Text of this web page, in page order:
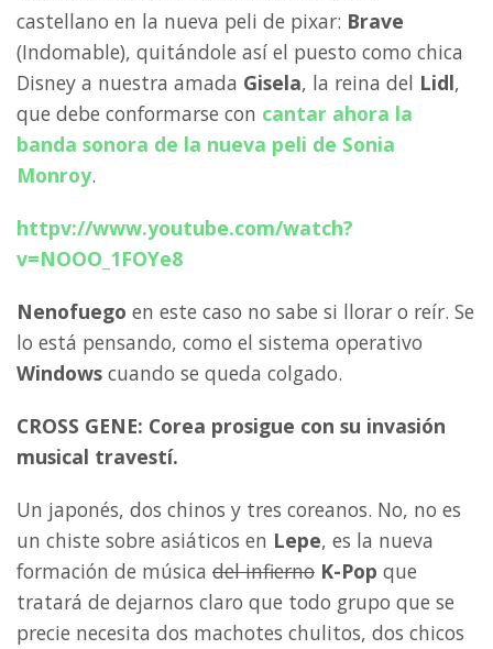
castellano en la nueva peli de pixar: Brave
(Indomable), quitándole así el puesto como chica
Disney a nuestra amada Gisela, la reina del Lidl,
que debe conformarse con cantar ahora la
banda sonora de la nueva peli de Sonia
Monroy.
httpv://www.youtube.com/watch?
v=NOOO_1FOYe8
Nenofuego en este caso no sabe si llorar o reír. Se
lo está pensando, como el sistema operativo
Windows cuando se queda colgado.
CROSS GENE: Corea prosigue con su invasión
musical travestí.
Un japonés, dos chinos y tres coreanos. No, no es
un chiste sobre asiáticos en Lepe, es la nueva
formación de música del infierno K-Pop que
tratará de dejarnos claro que todo grupo que se
precie necesita dos machotes chulitos, dos chicos